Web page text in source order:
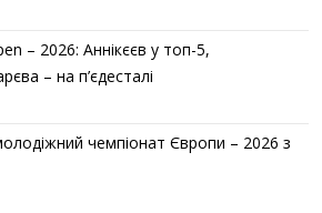
– 2026: Аннікєєв у топ-5,
– на п’єдесталі
чемпіонат Європи – 2026 з